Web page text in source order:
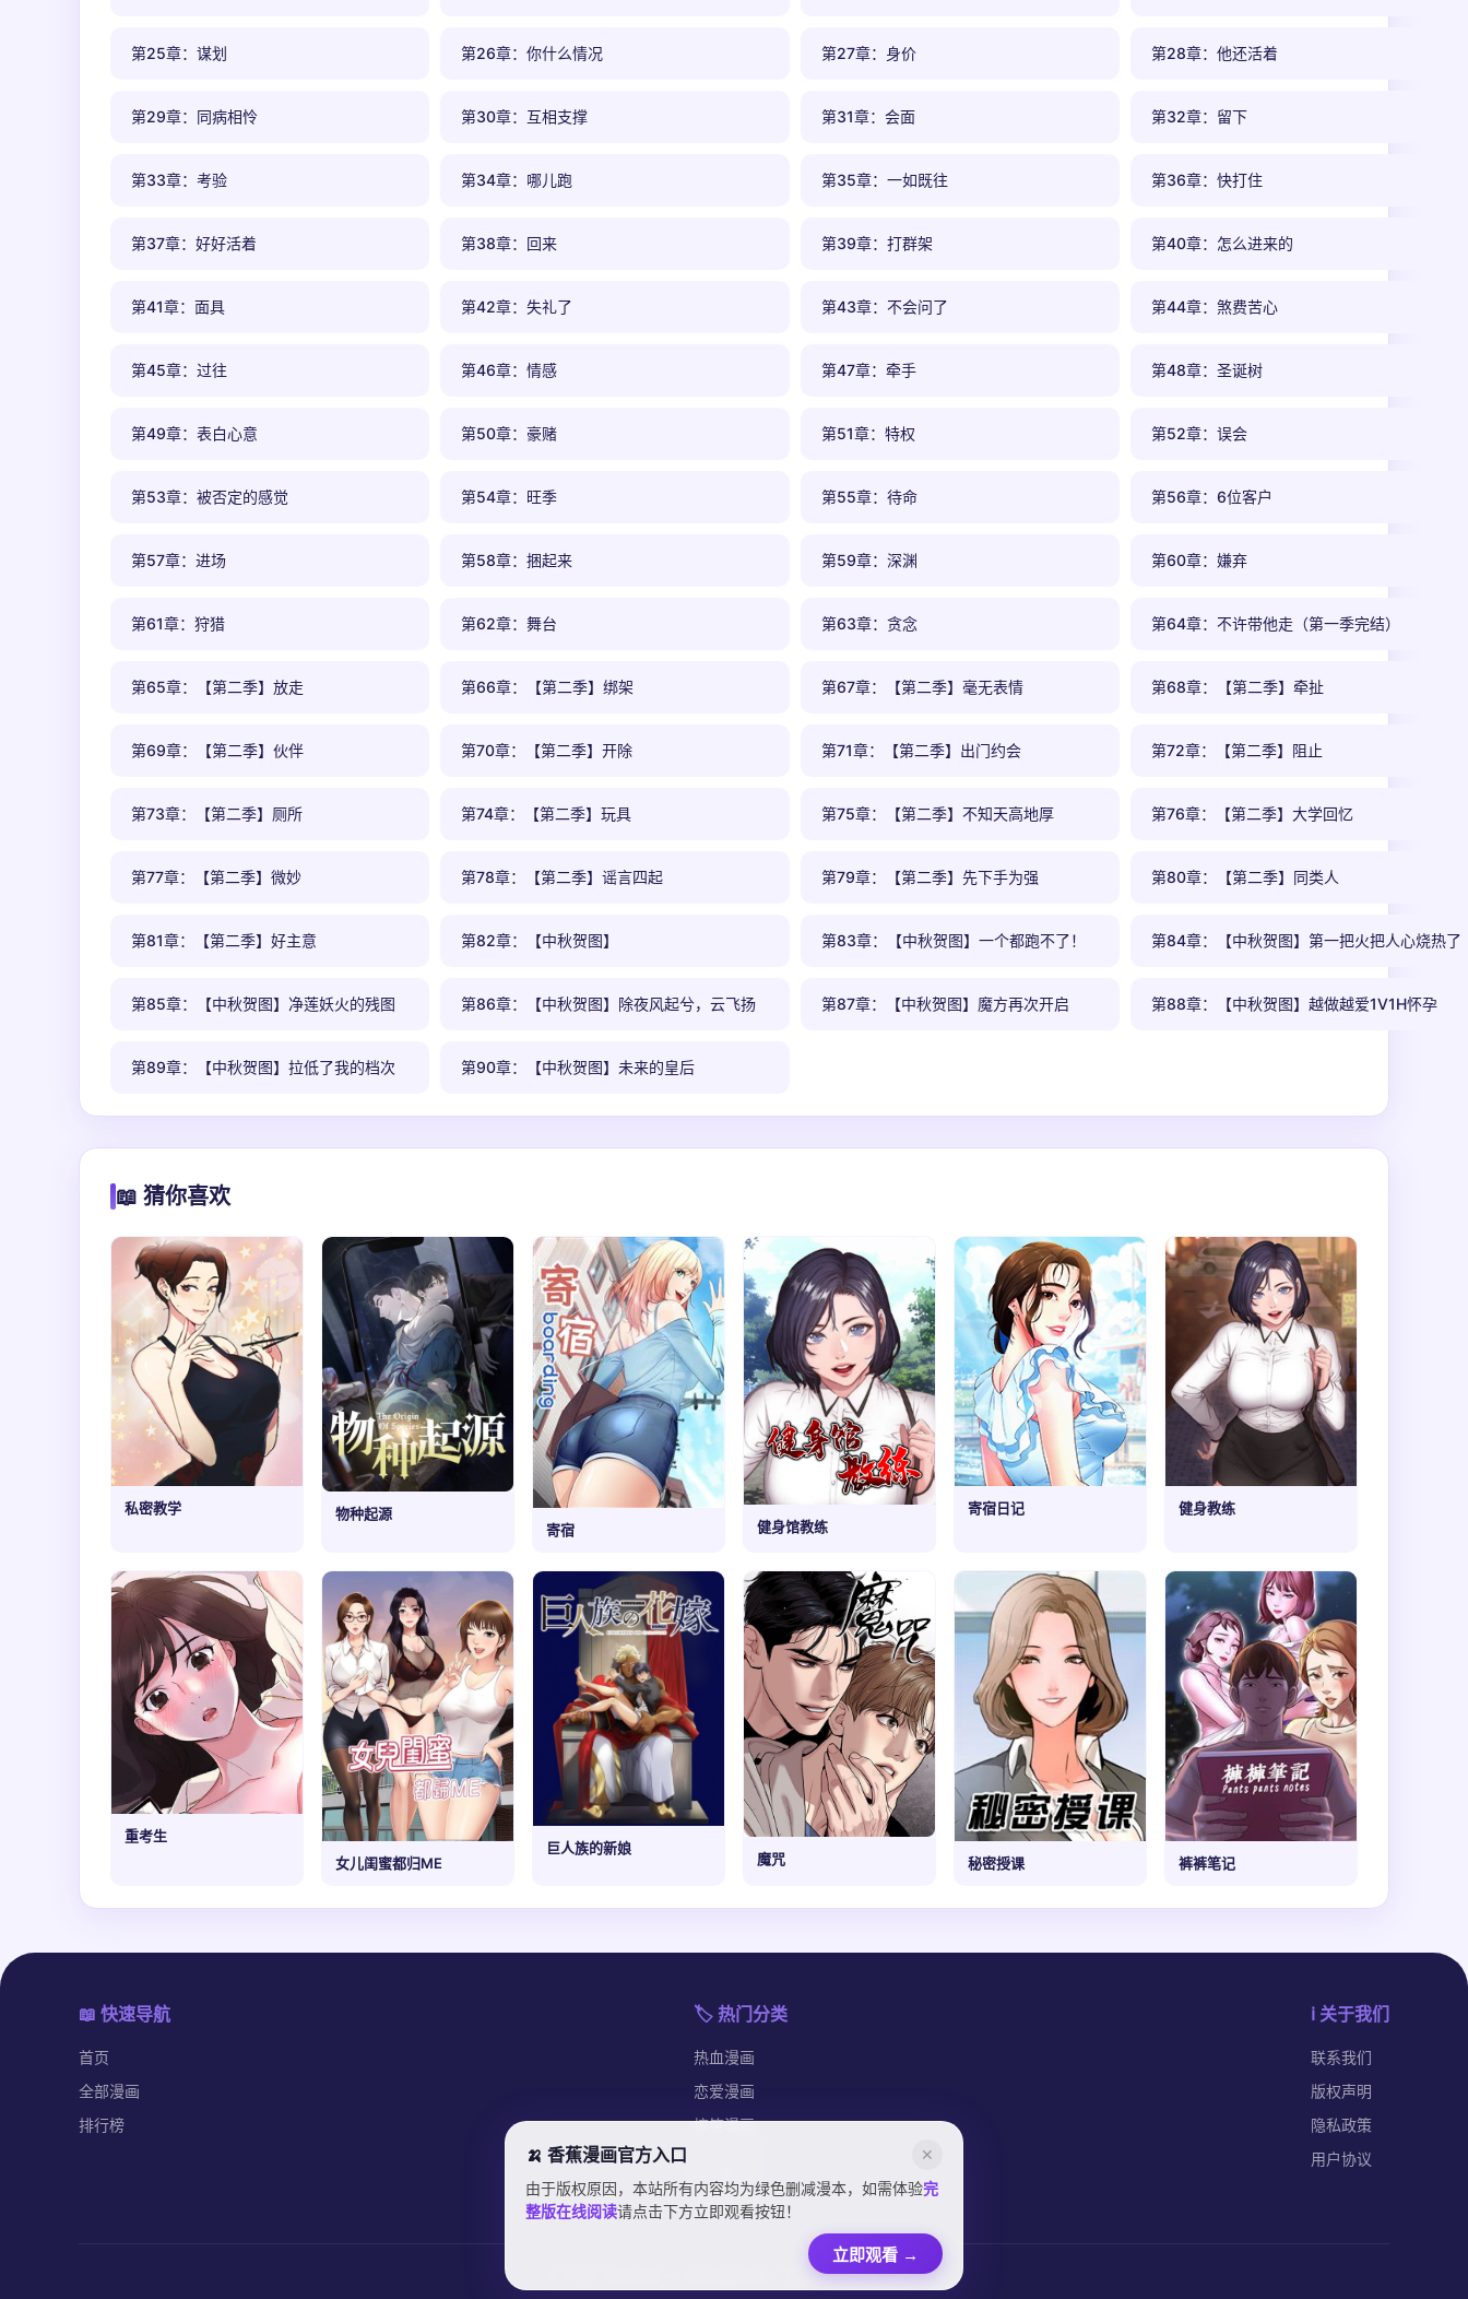
第25章：谋划 第26章：你什么情况 第27章：身价 第28章：他还活着
第29章：同病相怜 第30章：互相支撑 第31章：会面 第32章：留下
第33章：考验 第34章：哪儿跑 第35章：一如既往 第36章：快打住
第37章：好好活着 第38章：回来 第39章：打群架 第40章：怎么进来的
第41章：面具 第42章：失礼了 第43章：不会问了 第44章：煞费苦心
第45章：过往 第46章：情感 第47章：牵手 第48章：圣诞树
第49章：表白心意 第50章：豪赌 第51章：特权 第52章：误会
第53章：被否定的感觉 第54章：旺季 第55章：待命 第56章：6位客户
第57章：进场 第58章：捆起来 第59章：深渊 第60章：嫌弃
第61章：狩猎 第62章：舞台 第63章：贪念 第64章：不许带他走（第一季完结）
第65章：【第二季】放走 第66章：【第二季】绑架 第67章：【第二季】毫无表情 第68章：【第二季】牵扯
第69章：【第二季】伙伴 第70章：【第二季】开除 第71章：【第二季】出门约会 第72章：【第二季】阻止
第73章：【第二季】厕所 第74章：【第二季】玩具 第75章：【第二季】不知天高地厚 第76章：【第二季】大学回忆
第77章：【第二季】微妙 第78章：【第二季】谣言四起 第79章：【第二季】先下手为强 第80章：【第二季】同类人
第81章：【第二季】好主意 第82章：【中秋贺图】 第83章：【中秋贺图】一个都跑不了！ 第84章：【中秋贺图】第一把火把人心烧热了
第85章：【中秋贺图】净莲妖火的残图 第86章：【中秋贺图】除夜风起兮，云飞扬 第87章：【中秋贺图】魔方再次开启 第88章：【中秋贺图】越做越爱1V1H怀孕
第89章：【中秋贺图】拉低了我的档次 第90章：【中秋贺图】未来的皇后
📖 猜你喜欢
私密教学
物种起源
寄宿
健身馆教练
寄宿日记 健身教练
重考生
女儿闺蜜都归ME
巨人族的新娘
魔咒 秘密授课 裤裤笔记
📖 快速导航
首页
全部漫画
排行榜
🏷️ 热门分类
热血漫画
恋爱漫画
搞笑漫画
纯爱漫画
ℹ️ 关于我们
联系我们
版权声明
隐私政策
用户协议
© 2024 哈哈漫画 — 专注漫画阅读 · 下拉式体验 · 每日更新
🍌 香蕉漫画官方入口 ✕
由于版权原因，本站所有内容均为绿色删减漫本，如需体验完
整版在线阅读请点击下方立即观看按钮！
立即观看